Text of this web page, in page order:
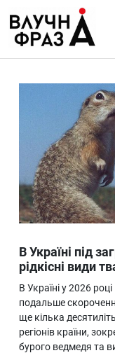
содержимому
Життя
Лайфстайл
ТехноНаука
Людина
Ukraine
Про нас
В Україні під
рідкісні види
В Україні у 2026
подальше
ще кілька
регіонів країни,
бурого ведмедя та